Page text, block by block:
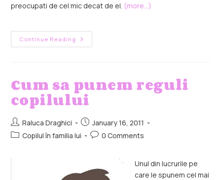
preocupati de cel mic decat de el. (more…)
Continue Reading
Cum sa punem reguli
copilului
Raluca Draghici
January 16, 2011
Copilul în familia lui
0 Comments
Unul din lucrurile pe
care le spunem cel mai